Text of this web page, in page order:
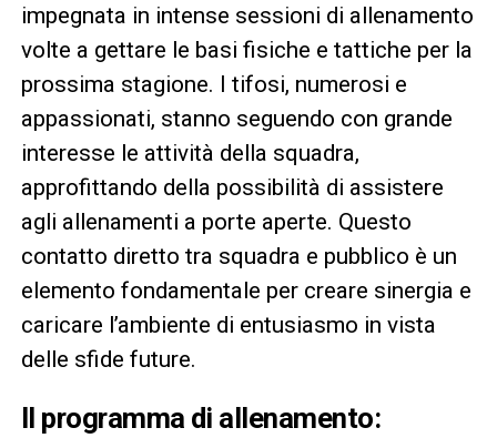
impegnata in intense sessioni di allenamento
volte a gettare le basi fisiche e tattiche per la
prossima stagione. I tifosi, numerosi e
appassionati, stanno seguendo con grande
interesse le attività della squadra,
approfittando della possibilità di assistere
agli allenamenti a porte aperte. Questo
contatto diretto tra squadra e pubblico è un
elemento fondamentale per creare sinergia e
caricare l’ambiente di entusiasmo in vista
delle sfide future.
Il programma di allenamento: